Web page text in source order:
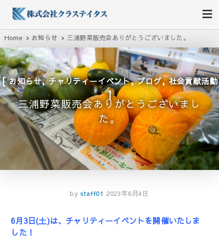
株式会社クラステイタス
地域のコミュニティーを大切にする企業
Home お知らせ 三浦野菜販売会ありがとうございました。
お知らせ,チャリティーイベント,ブログ,社会貢献活動
三浦野菜販売会ありがとうございまし
た。
by staff01 2023年6月4日
6月3日(土)は、チャリティーイベントを開催いたしま
した！